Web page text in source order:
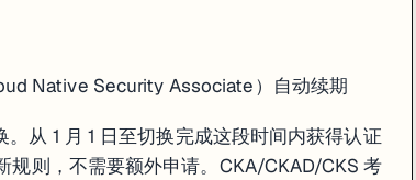
— Coursera Free Courses 完整列表
频、评分作业和讨论区，区别仅在于没有结业证书。操
覆盖 10,000+ 课程含证书，适合同时备考多门认证的学
Native Security Associate）自动续期
。从 1 月 1 日至切换完成这段时间内获得认证
则，不需要额外申请。CKA/CKAD/CKS 考